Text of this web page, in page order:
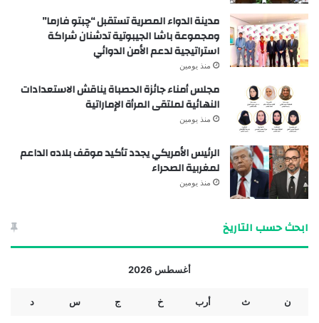
مدينة الدواء المصرية تستقبل “چبتو فارما”
ومجموعة باشا الجيبوتية تدشنان شراكة
استراتيجية لدعم الأمن الدوائي
منذ يومين
مجلس أمناء جائزة الحصباة يناقش الاستعدادات
النهائية لملتقى المرأة الإماراتية
منذ يومين
الرئيس الأمريكي يجدد تأكيد موقف بلاده الداعم
لمغربية الصحراء
منذ يومين
ابحث حسب التاريخ
أغسطس 2026
ن ث أرب خ ج س د